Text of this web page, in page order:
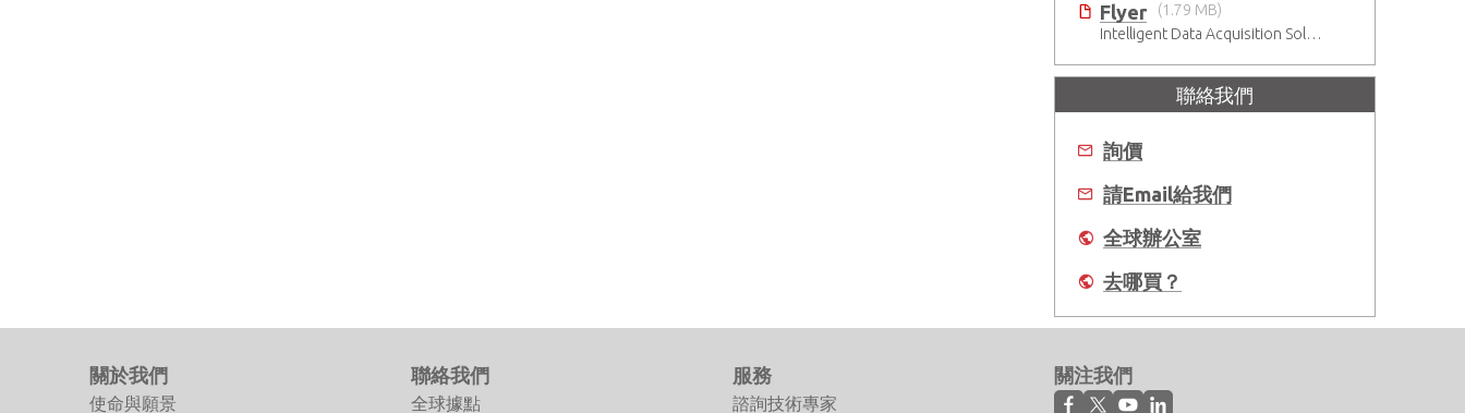
Flyer
(1.79 MB)
Intelligent Data Acquisition Solutions
聯絡我們
詢價
請Email給我們
全球辦公室
去哪買？
關於我們
使命與願景
聯絡我們
全球據點
服務
諮詢技術專家
關注我們